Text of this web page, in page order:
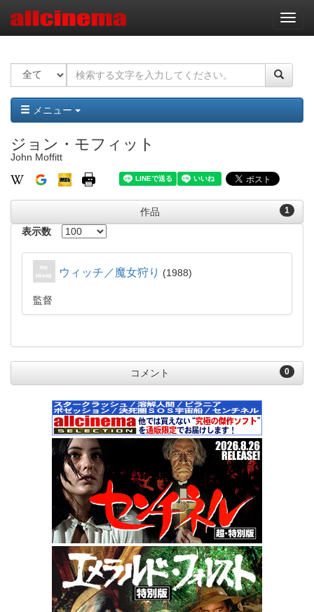
ナ
ビ
ー
ョ
ン
メニュー
ジョン・モフィット
John Moffitt
1
作品
表示数
ウィッチ／魔女狩り 1988
監督
0
コメント